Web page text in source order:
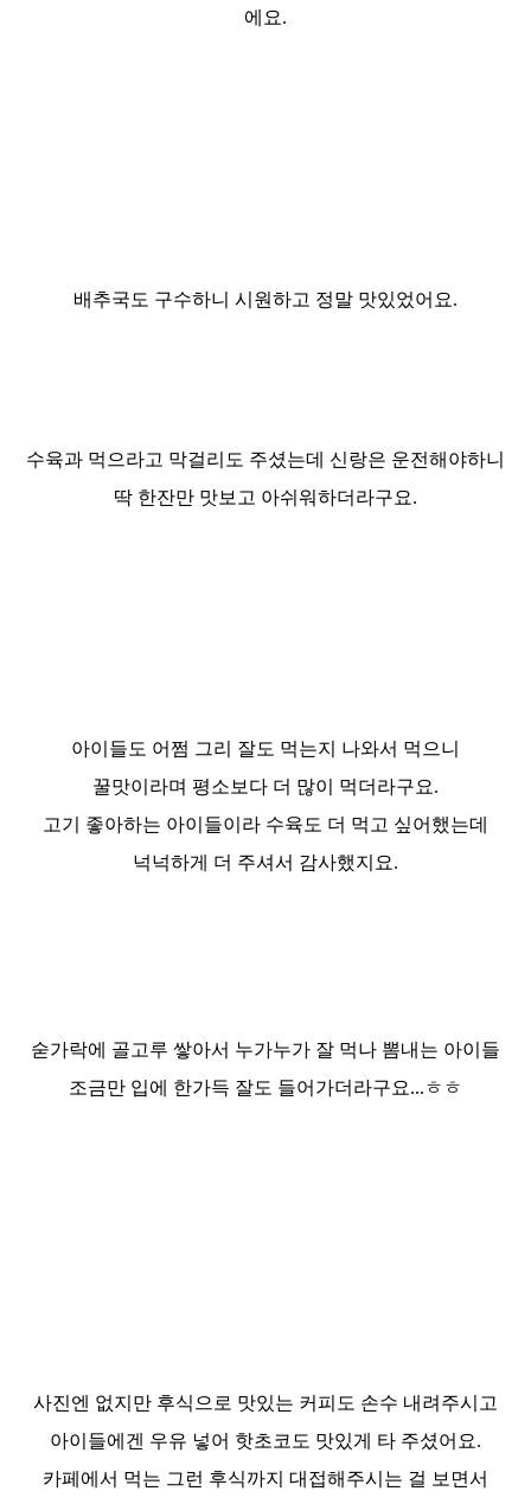
에요.
배추국도 구수하니 시원하고 정말 맛있었어요.
수육과 먹으라고 막걸리도 주셨는데 신랑은 운전해야하니
딱 한잔만 맛보고 아쉬워하더라구요.
아이들도 어쩜 그리 잘도 먹는지 나와서 먹으니
꿀맛이라며 평소보다 더 많이 먹더라구요.
고기 좋아하는 아이들이라 수육도 더 먹고 싶어했는데
넉넉하게 더 주셔서 감사했지요.
숟가락에 골고루 쌓아서 누가누가 잘 먹나 뽐내는 아이들
조금만 입에 한가득 잘도 들어가더라구요...ㅎㅎ
사진엔 없지만 후식으로 맛있는 커피도 손수 내려주시고
아이들에겐 우유 넣어 핫초코도 맛있게 타 주셨어요.
카페에서 먹는 그런 후식까지 대접해주시는 걸 보면서